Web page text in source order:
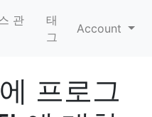
관
태
그
Account
프로그